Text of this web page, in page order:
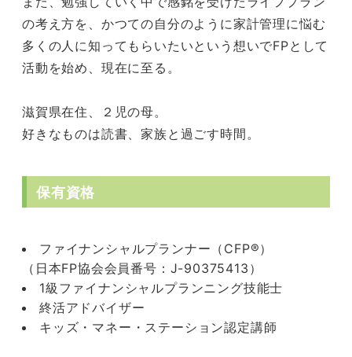
の考え方を、かつての自分のように家計管理に悩む
多くの人に知ってもらいたいという想いでFPとして
活動を始め、現在に至る。
滋賀県在住、２児の母。
好きなものは読書、家族と過ごす時間。
保有資格
ファイナンシャルプランナー（CFP®）
（日本FP協会会員番号：J-90375413）
1級ファイナンシャルプランニング技能士
終活アドバイザー
キッズ・マネー・ステーション認定講師